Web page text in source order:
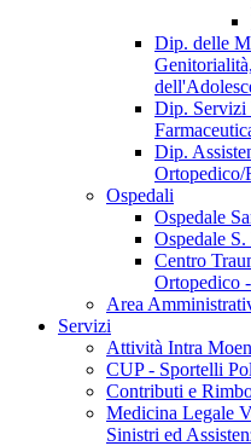
Dip. delle
Dip. Servizi
Dip.
Ospedali
Ospedale
Ospedale
Centro
Ortopedico
Area
Servizi
Attività Intra
CUP - Sportelli
Contributi e
Medicina Legale
Sinistri ed